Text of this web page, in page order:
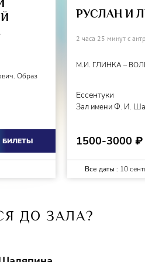
жрец Осириса и Исиды –
Зарастро –
–Айшан Мамедова
Образ
БИЛЕТЫ
РУСЛАН И
2 часа 25 минут с
М.И. ГЛИНКА –
Ессентуки
Зал имени Ф. И.
1500-3000 ₽
Все даты : 10
ДО ЗАЛА?